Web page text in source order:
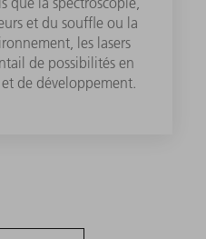
et du souffle ou la
les lasers
de possibilités en
de développement.